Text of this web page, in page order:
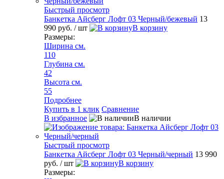
Быстрый просмотр
Банкетка Айсберг Лофт 03 Черный/бежевый 13
990 руб. / шт
В корзину
Размеры:
Ширина см.
110
Глубина см.
42
Высота см.
55
Подробнее
Купить в 1 клик Сравнение
В избранное
В наличии
Быстрый просмотр
Банкетка Айсберг Лофт 03 Черный/черный 13 990
руб. / шт
В корзину
Размеры: